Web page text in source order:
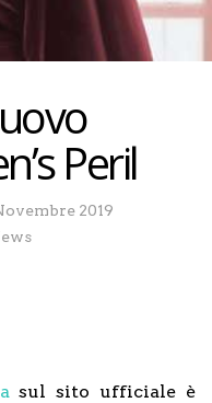
Peril
2019
sul sito ufficiale è